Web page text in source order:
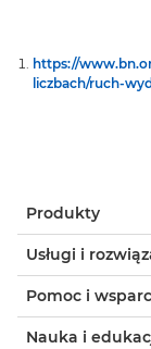
https://
liczbach/ruch-
Produkty
Usługi i
Pomoc i
Nauka i